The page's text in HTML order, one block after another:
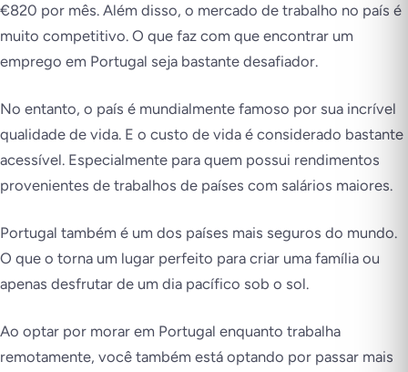
€820 por mês. Além disso, o mercado de trabalho no país é
muito competitivo. O que faz com que encontrar um
emprego em Portugal seja bastante desafiador.
No entanto, o país é mundialmente famoso por sua incrível
qualidade de vida. E o custo de vida é considerado bastante
acessível. Especialmente para quem possui rendimentos
provenientes de trabalhos de países com salários maiores.
Portugal também é um dos países mais seguros do mundo.
O que o torna um lugar perfeito para criar uma família ou
apenas desfrutar de um dia pacífico sob o sol.
Ao optar por morar em Portugal enquanto trabalha
remotamente, você também está optando por passar mais